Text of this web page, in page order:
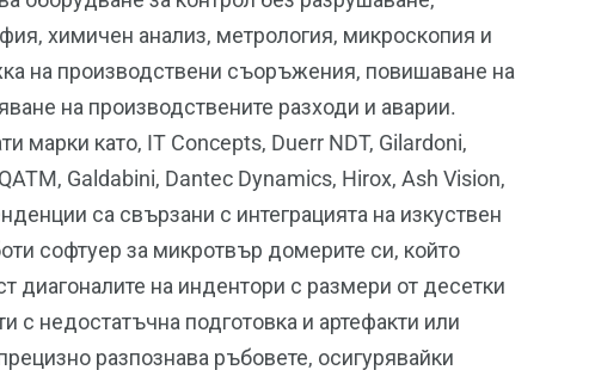
химичен анализ, метрология, микроскопия и
на производствени съоръжения, повишаване на
на производствените разходи и аварии.
марки като, IT Concepts, Duerr NDT, Gilardoni,
Galdabini, Dantec Dynamics, Hirox, Ash Vision,
са свързани с интеграцията на изкуствен
софтуер за микротвър домерите си, който
диагоналите на индентори с размери от десетки
с недостатъчна подготовка и артефакти или
разпознава ръбовете, осигурявайки